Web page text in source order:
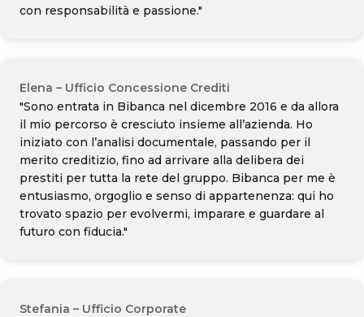
con responsabilità e passione."
Elena – Ufficio Concessione Crediti
"Sono entrata in Bibanca nel dicembre 2016 e da allora
il mio percorso è cresciuto insieme all’azienda. Ho
iniziato con l’analisi documentale, passando per il
merito creditizio, fino ad arrivare alla delibera dei
prestiti per tutta la rete del gruppo. Bibanca per me è
entusiasmo, orgoglio e senso di appartenenza: qui ho
trovato spazio per evolvermi, imparare e guardare al
futuro con fiducia."
Stefania – Ufficio Corporate